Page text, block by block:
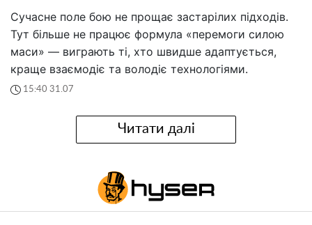
Сучасне поле бою не прощає застарілих підходів.
Тут більше не працює формула «перемоги силою
маси» — виграють ті, хто швидше адаптується,
краще взаємодіє та володіє технологіями.
15:40 31.07
Читати далі